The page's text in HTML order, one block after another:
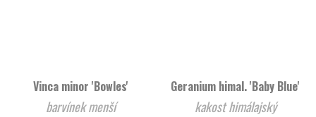
Vinca minor 'Bowles'
barvínek menší
Geranium himal. 'Baby Blue'
kakost himálajský